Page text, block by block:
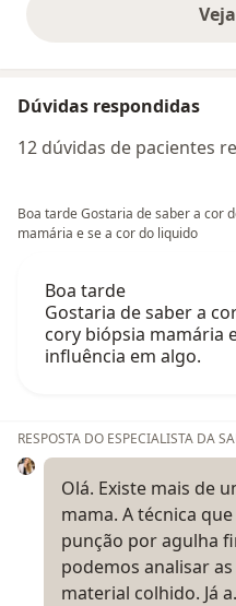
Dúvidas respondidas
12 dúvidas de pacientes
Boa tarde Gostaria de saber a cor
mamária e se a cor do liquido
Boa tarde
Gostaria de saber a
cory biópsia mamária
influência em algo.
RESPOSTA DO ESPECIALISTA DA
Olá. Existe mais de
mama. A técnica
punção por agulha
podemos analisar
material colhido. Já